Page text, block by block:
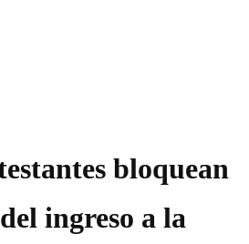
bloquean
ingreso a la